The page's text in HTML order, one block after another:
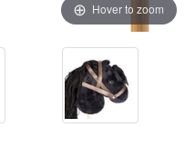
Hover to zoom